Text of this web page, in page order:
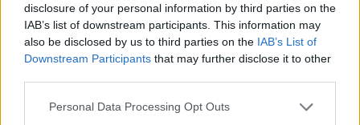
disclosure of your personal information by third parties on the
IAB’s list of downstream participants. This information may
also be disclosed by us to third parties on the IAB’s List of
Downstream Participants that may further disclose it to other
Please note that this website/app uses one or more Google
Personal Data Processing Opt Outs
Kövess minket, és értesülj a friss hírekről a
Követem